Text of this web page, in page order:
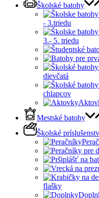
Školské batohy
- 3.triedu
3.- 5. triedu
dievčatá
chlapcov
Mestské batohy
Školské
flašky